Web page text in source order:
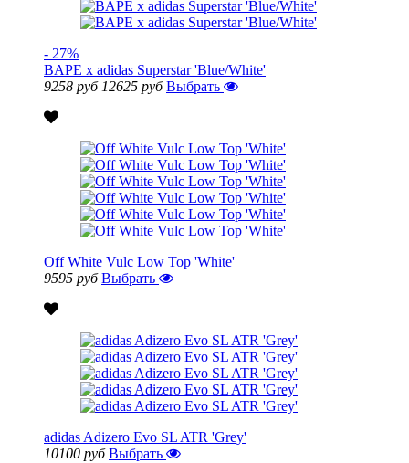
- 27%
BAPE x adidas Superstar 'Blue/White'
9258 руб 12625 руб Выбрать
Off White Vulc Low Top 'White'
9595 руб Выбрать
adidas Adizero Evo SL ATR 'Grey'
10100 руб Выбрать